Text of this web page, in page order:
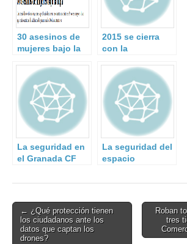
30 asesinos de
mujeres bajo la
2015 se cierra
con la
de 274 grupos de
crimen
organizado.
La seguridad en
el Granada CF
Entrevista a José
Seguridad.
La seguridad del
espacio
Post
navigation
← ¿Qué protección tienen
los ciudadanos ante los
datos que captan los
drones?
Roban
tres